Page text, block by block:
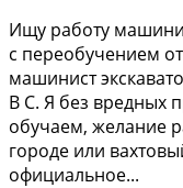
Ищу работу
с переобучением
машинист
В С. Я без вредных
обучаем, желание
городе или
официальное...